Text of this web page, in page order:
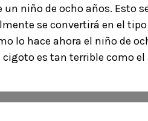
niño de ocho años. Esto
se convertirá en el
lo hace ahora el niño de
es tan terrible como